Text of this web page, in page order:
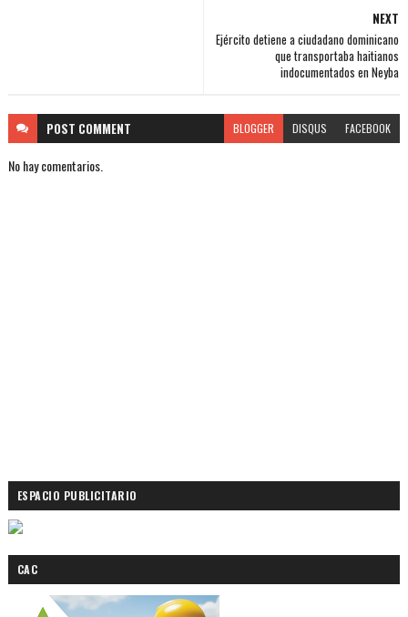
NEXT
Ejército detiene a ciudadano dominicano
que transportaba haitianos
indocumentados en Neyba
POST COMMENT BLOGGER DISQUS FACEBOOK
No hay comentarios.
ESPACIO PUBLICITARIO
CAC